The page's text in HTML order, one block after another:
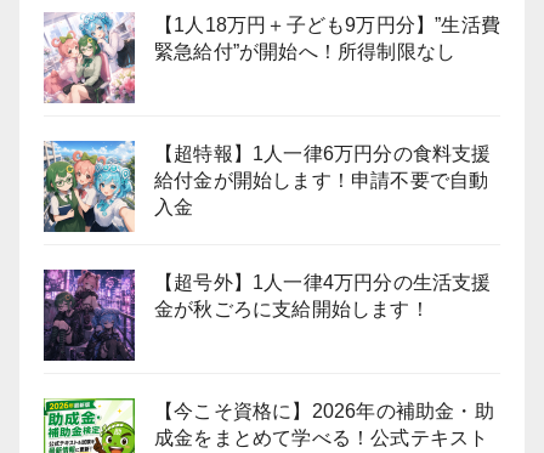
【1人18万円＋子ども9万円分】”生活費
緊急給付”が開始へ！所得制限なし
【超特報】1人一律6万円分の食料支援
給付金が開始します！申請不要で自動
入金
【超号外】1人一律4万円分の生活支援
金が秋ごろに支給開始します！
【今こそ資格に】2026年の補助金・助
成金をまとめて学べる！公式テキスト